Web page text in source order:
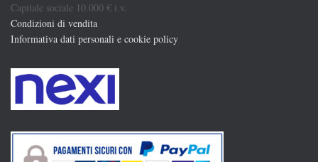
Capitale sociale 10.000 € i.v.
Condizioni di vendita
Informativa dati personali e cookie policy